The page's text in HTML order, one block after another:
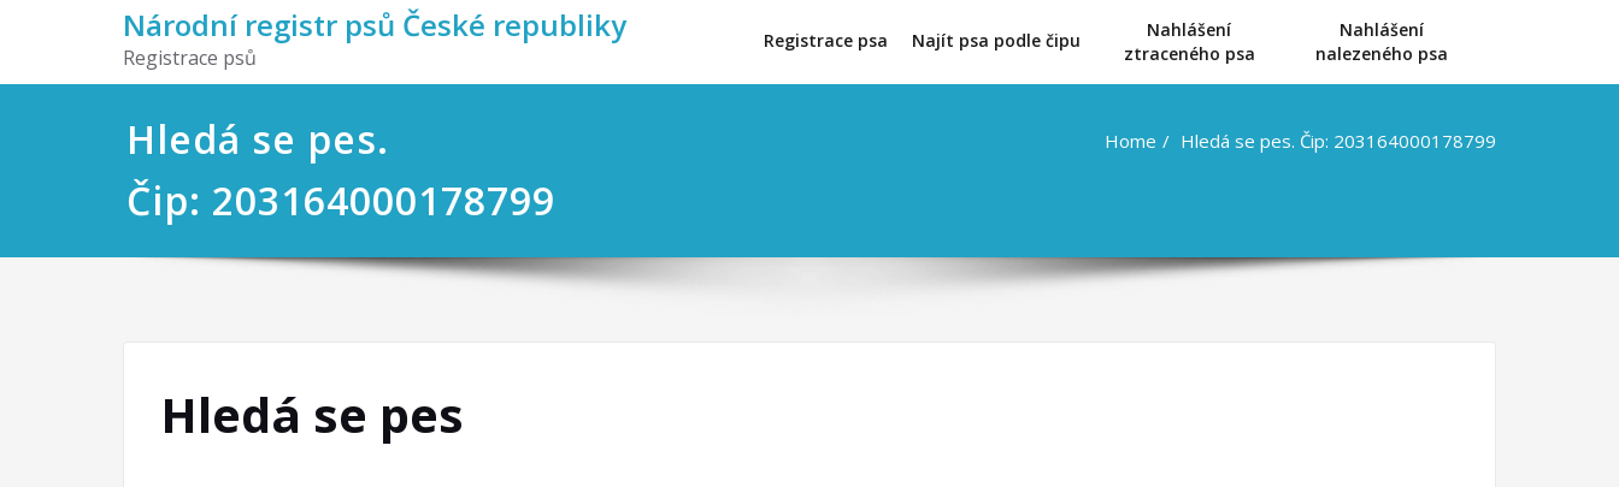
Národní registr psů České republiky
Registrace psů
Registrace psa Najít psa podle čipu
Nahlášení
ztraceného psa
Nahlášení
nalezeného psa
Hledá se pes.
Čip: 203164000178799
Home Hledá se pes. Čip: 203164000178799
Hledá se pes